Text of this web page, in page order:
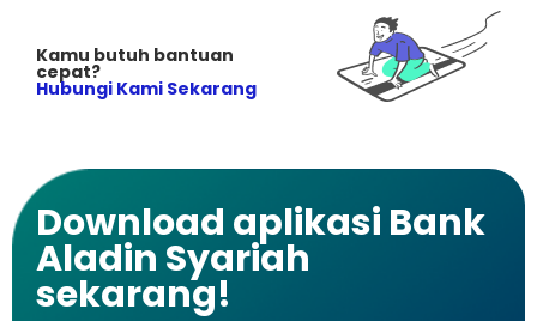
Kamu butuh bantuan
cepat?
Hubungi Kami Sekarang
Download aplikasi Bank
Aladin Syariah
sekarang!